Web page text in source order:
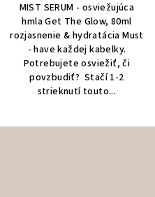
z
5
hviezdičiek.
MIST SERUM - osviežujúca
hmla Get The Glow, 80ml
rozjasnenie & hydratácia Must
- have každej kabelky.
Potrebujete osviežiť, či
povzbudiť? Stačí 1-2
strieknutí touto...